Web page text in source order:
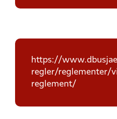
https://
regler/reglementer/
reglement/